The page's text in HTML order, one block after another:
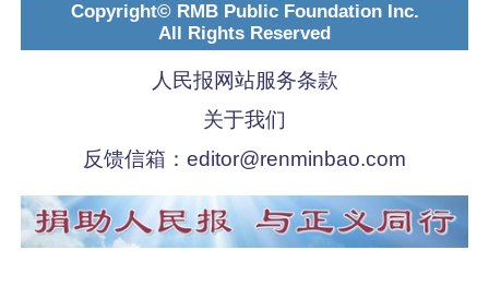
Copyright© RMB Public Foundation Inc.
All Rights Reserved
人民报网站服务条款
关于我们
反馈信箱： editor@renminbao.com